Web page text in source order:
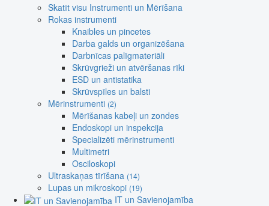
Skatīt visu Instrumenti un Mērīšana
Rokas instrumenti
Knaibles un pincetes
Darba galds un organizēšana
Darbnīcas palīgmateriāli
Skrūvgrieži un atvēršanas rīki
ESD un antistatika
Skrūvspīles un balsti
Mērinstrumenti (2)
Mērīšanas kabeļi un zondes
Endoskopi un inspekcija
Specializēti mērinstrumenti
Multimetri
Osciloskopi
Ultraskaņas tīrīšana (14)
Lupas un mikroskopi (19)
IT un Savienojamība